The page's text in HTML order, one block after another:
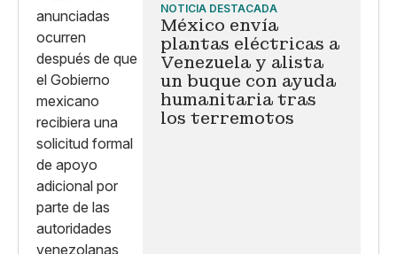
NOTICIA DESTACADA
México envía
plantas eléctricas a
Venezuela y alista
un buque con ayuda
humanitaria tras
los terremotos